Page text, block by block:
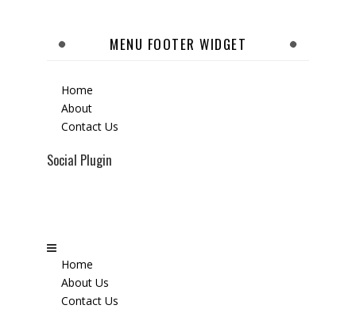
MENU FOOTER WIDGET
Home
About
Contact Us
Social Plugin
Home
About Us
Contact Us